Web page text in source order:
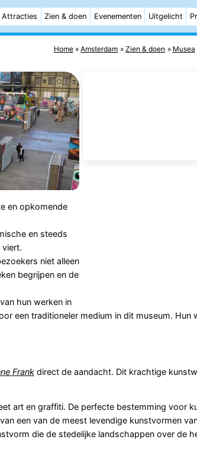
Attracties Zien & doen Evenementen Uitgelicht
Home Amsterdam Zien & doen Musea
en opkomende
en steeds
niet alleen
begrijpen en de
hun werken in
een traditioneler medium in dit museum. Hun
Frankdirect de aandacht. Dit krachtige
art en graffiti. De perfecte bestemming voor
een van de meest levendige kunstvormen
die de stedelijke landschappen over de